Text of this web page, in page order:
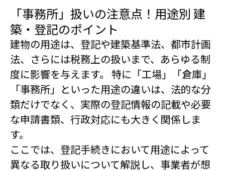
「事務所」扱いの注意点！用途別 建
築・登記のポイント
建物の用途は、登記や建築基準法、都市計画
法、さらには税務上の扱いまで、あらゆる制
度に影響を与えます。 特に「工場」「倉庫」
「事務所」といった用途の違いは、法的な分
類だけでなく、実際の登記情報の記載や必要
な申請書類、行政対応にも大きく関係しま
す。
ここでは、登記手続きにおいて用途によって
異なる取り扱いについて解説し、事業者が想